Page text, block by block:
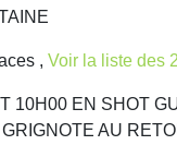
, Voir la liste des
10H00 EN SHOT
AU